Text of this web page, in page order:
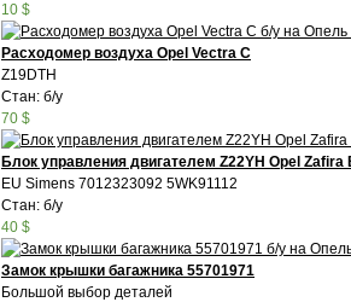
10 $
Расходомер воздуха Opel Vectra C
Z19DTH
Стан: б/у
70 $
Блок управления двигателем Z22YH Opel Zafira
EU Simens 7012323092 5WK91112
Стан: б/у
40 $
Замок крышки багажника 55701971
Большой выбор деталей